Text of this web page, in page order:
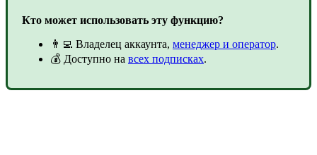
Кто может использовать эту функцию?
👨‍💻 Владелец аккаунта, менеджер и оператор.
💰 Доступно на всех подписках.